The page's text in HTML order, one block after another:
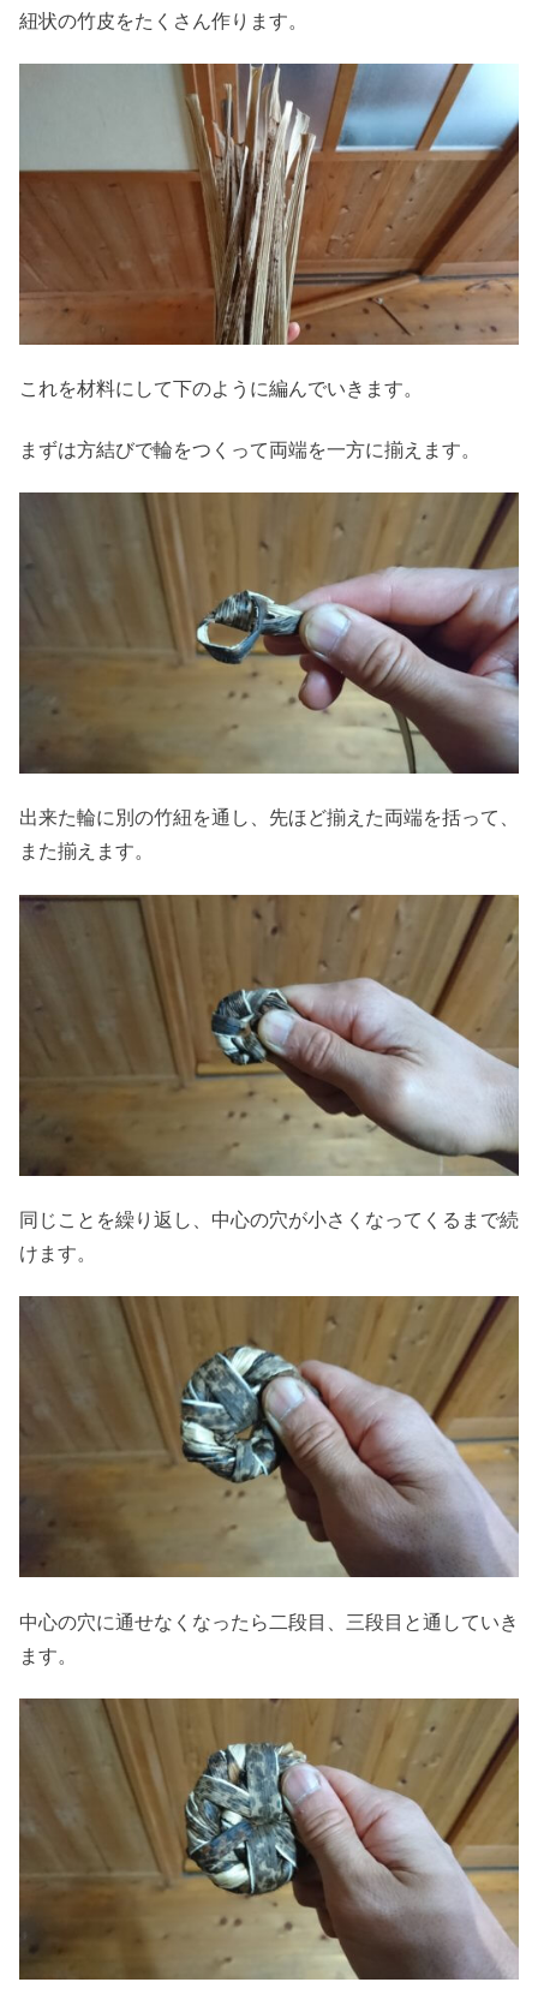
紐状の竹皮をたくさん作ります。
これを材料にして下のように編んでいきます。
まずは方結びで輪をつくって両端を一方に揃えます。
出来た輪に別の竹紐を通し、先ほど揃えた両端を括って、
また揃えます。
同じことを繰り返し、中心の穴が小さくなってくるまで続
けます。
中心の穴に通せなくなったら二段目、三段目と通していき
ます。